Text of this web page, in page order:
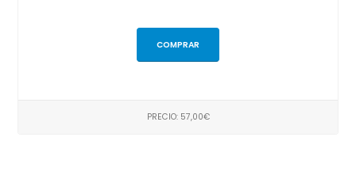
COMPRAR
PRECIO: 57,00€